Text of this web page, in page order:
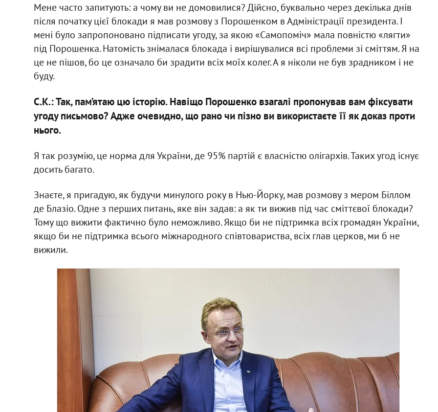
Мене часто запитують: а чому ви не домовилися? Дійсно, буквально через декілька днів
після початку цієї блокади я мав розмову з Порошенком в Адміністрації президента. І
мені було запропоновано підписати угоду, за якою «Самопоміч» мала повністю «лягти»
під Порошенка. Натомість знімалася блокада і вирішувалися всі проблеми зі сміттям. Я на
це не пішов, бо це означало би зрадити всіх моїх колег. А я ніколи не був зрадником і не
буду.
С.К.: Так, пам’ятаю цю історію. Навіщо Порошенко взагалі пропонував вам фіксувати
угоду письмово? Адже очевидно, що рано чи пізно ви використаєте її як доказ проти
нього.
Я так розумію, це норма для України, де 95% партій є власністю олігархів. Таких угод існує
досить багато.
Знаєте, я пригадую, як будучи минулого року в Нью-Йорку, мав розмову з мером Біллом
де Блазіо. Одне з перших питань, яке він задав: а як ти вижив під час сміттєвої блокади?
Тому що вижити фактично було неможливо. Якщо би не підтримка всіх громадян України,
якщо би не підтримка всього міжнародного співтовариства, всіх глав церков, ми б не
вижили.